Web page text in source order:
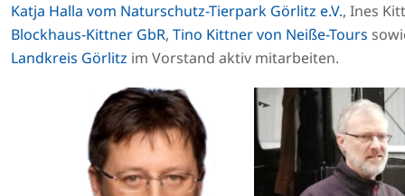
Katja Halla vom Naturschutz-Tierpark Görlitz e.V., Ines
Blockhaus-Kittner GbR, Tino Kittner von Neiße-Tours
Landkreis Görlitz im Vorstand aktiv mitarbeiten.